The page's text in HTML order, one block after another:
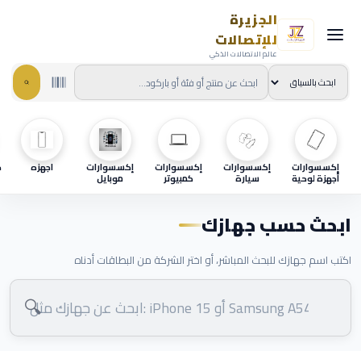
الجزيرة
للإتصالات
عالم الاتصالات الذكي
إكسسوارات
أجهزة لوحية
إكسسوارات
سيارة
إكسسوارات
كمبيوتر
إكسسوارات
موبايل
اجهزه
ابحث حسب جهازك
اكتب اسم جهازك للبحث المباشر، أو اختر الشركة من البطاقات أدناه
🔍